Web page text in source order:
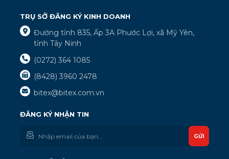
TRỤ SỞ ĐĂNG KÝ KINH DOANH
Đường tỉnh 835, Ấp 3A Phước Lợi, xã Mỹ Yên,
tỉnh Tây Ninh
(0272) 364 1085
(8428) 3960 2478
bitex@bitex.com.vn
ĐĂNG KÝ NHẬN TIN
GỬI